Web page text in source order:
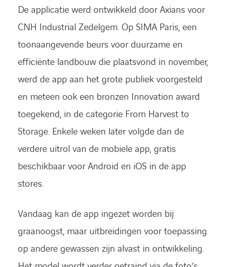
De applicatie werd ontwikkeld door Axians voor
CNH Industrial Zedelgem. Op SIMA Paris, een
toonaangevende beurs voor duurzame en
efficiënte landbouw die plaatsvond in november,
werd de app aan het grote publiek voorgesteld
en meteen ook een bronzen Innovation award
toegekend, in de categorie From Harvest to
Storage. Enkele weken later volgde dan de
verdere uitrol van de mobiele app, gratis
beschikbaar voor Android en iOS in de app
stores.
Vandaag kan de app ingezet worden bij
graanoogst, maar uitbreidingen voor toepassing
op andere gewassen zijn alvast in ontwikkeling.